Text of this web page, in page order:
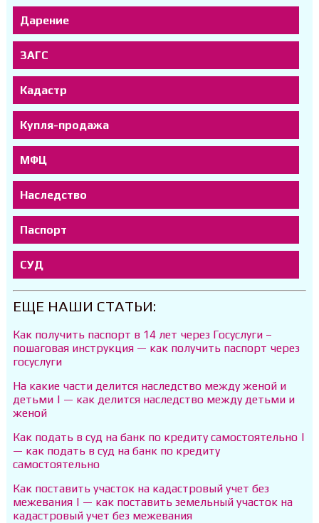
Дарение
ЗАГС
Кадастр
Купля-продажа
МФЦ
Наследство
Паспорт
СУД
ЕЩЕ НАШИ СТАТЬИ:
Как получить паспорт в 14 лет через Госуслуги –
пошаговая инструкция — как получить паспорт через
госуслуги
На какие части делится наследство между женой и
детьми | — как делится наследство между детьми и
женой
Как подать в суд на банк по кредиту самостоятельно |
— как подать в суд на банк по кредиту
самостоятельно
Как поставить участок на кадастровый учет без
межевания | — как поставить земельный участок на
кадастровый учет без межевания